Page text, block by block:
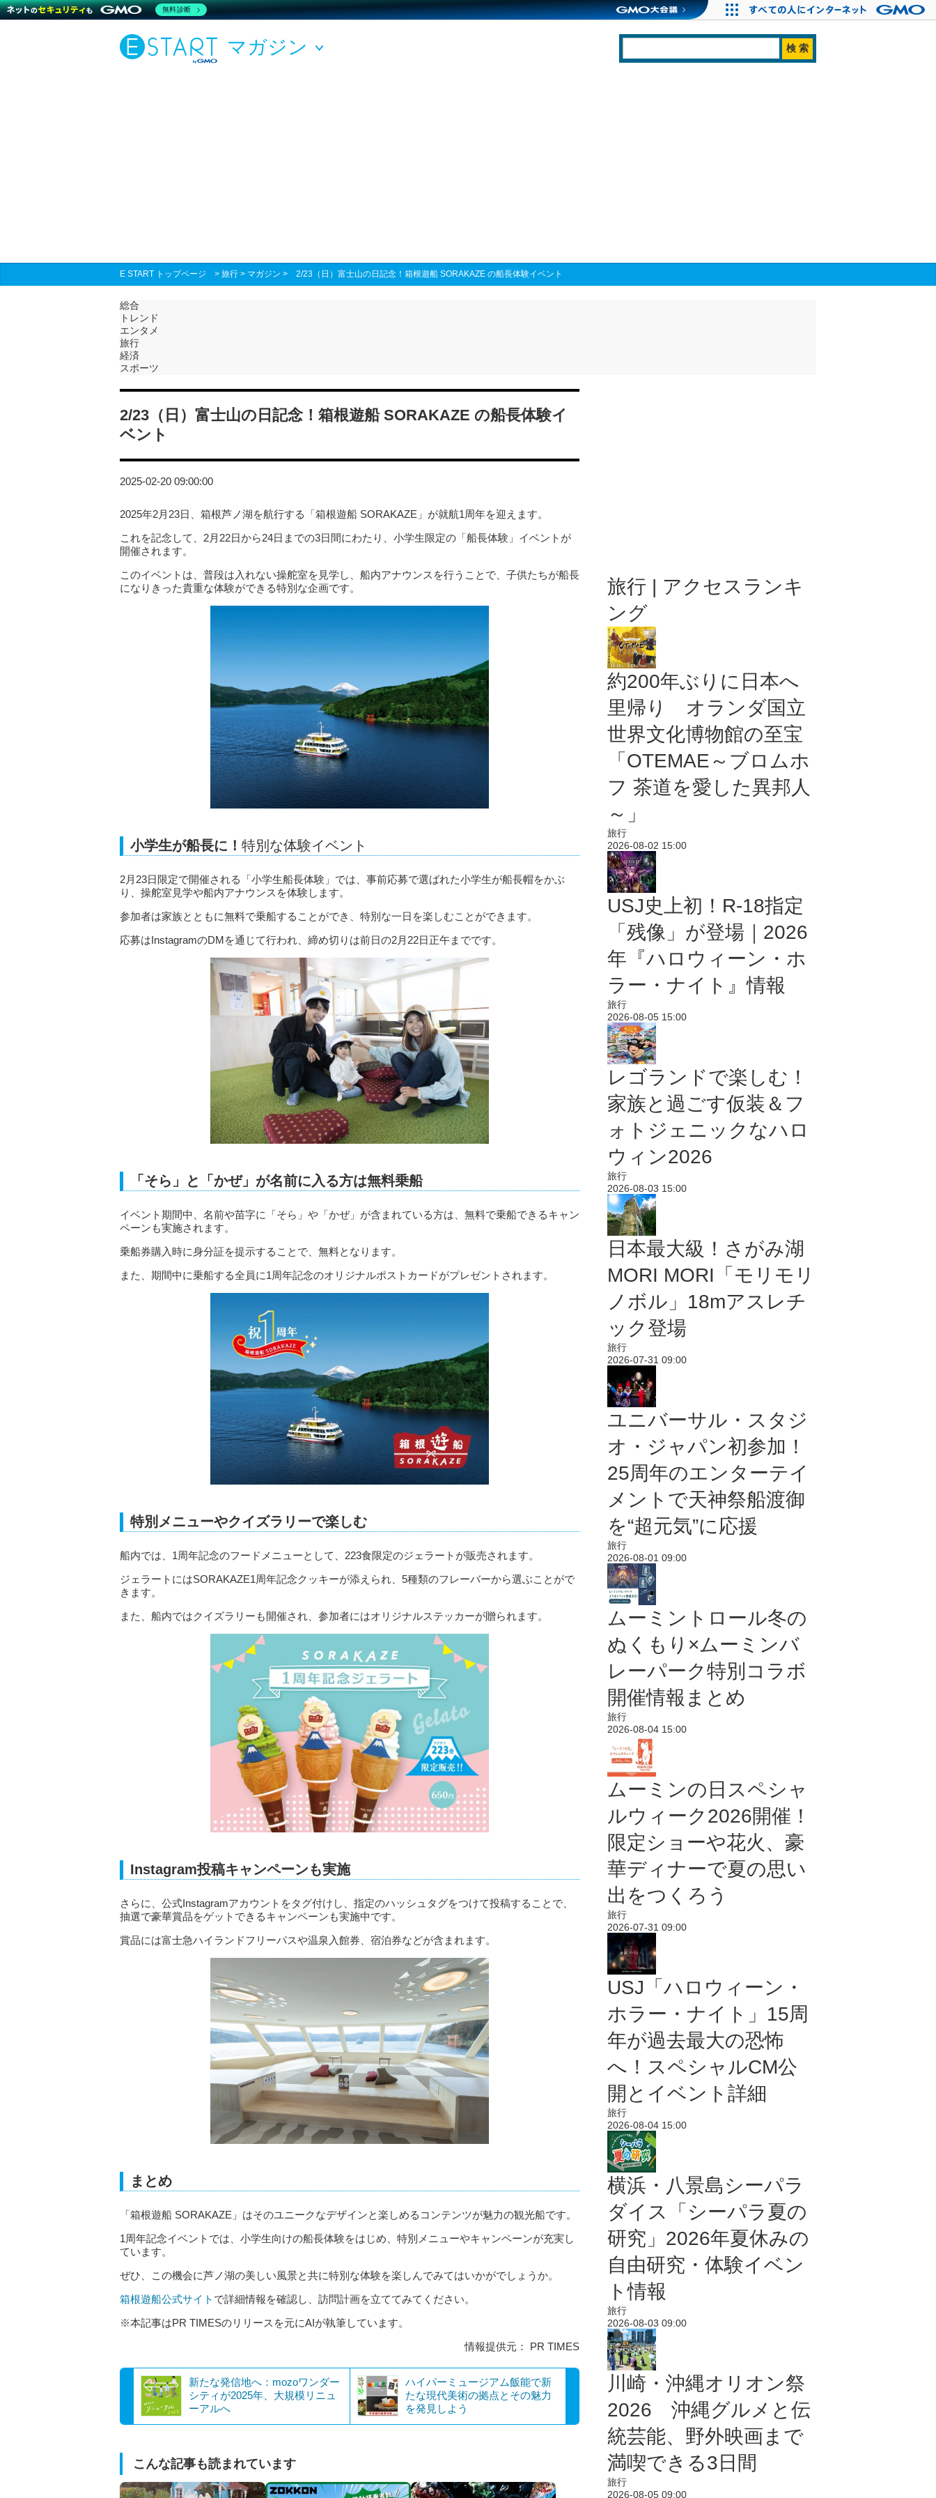
マガジン
E START トップページ > 旅行 > マガジン > 2/23（日）富士山の日記念！箱根遊船 SORAKAZE の船長体験イベント
総合
トレンド
エンタメ
旅行
経済
スポーツ
2/23（日）富士山の日記念！箱根遊船 SORAKAZE の船長体験イ
ベント
2025-02-20 09:00:00
2025年2月23日、箱根芦ノ湖を航行する「箱根遊船 SORAKAZE」が就航1周年を迎えます。
これを記念して、2月22日から24日までの3日間にわたり、小学生限定の「船長体験」イベントが
開催されます。
このイベントは、普段は入れない操舵室を見学し、船内アナウンスを行うことで、子供たちが船長
になりきった貴重な体験ができる特別な企画です。
小学生が船長に！ 特別な体験イベント
2月23日限定で開催される「小学生船長体験」では、事前応募で選ばれた小学生が船長帽をかぶ
り、操舵室見学や船内アナウンスを体験します。
参加者は家族とともに無料で乗船することができ、特別な一日を楽しむことができます。
応募はInstagramのDMを通じて行われ、締め切りは前日の2月22日正午までです。
「そら」と「かぜ」が名前に入る方は無料乗船
イベント期間中、名前や苗字に「そら」や「かぜ」が含まれている方は、無料で乗船できるキャン
ペーンも実施されます。
乗船券購入時に身分証を提示することで、無料となります。
また、期間中に乗船する全員に1周年記念のオリジナルポストカードがプレゼントされます。
特別メニューやクイズラリーで楽しむ
船内では、1周年記念のフードメニューとして、223食限定のジェラートが販売されます。
ジェラートにはSORAKAZE1周年記念クッキーが添えられ、5種類のフレーバーから選ぶことがで
きます。
また、船内ではクイズラリーも開催され、参加者にはオリジナルステッカーが贈られます。
Instagram投稿キャンペーンも実施
さらに、公式Instagramアカウントをタグ付けし、指定のハッシュタグをつけて投稿することで、
抽選で豪華賞品をゲットできるキャンペーンも実施中です。
賞品には富士急ハイランドフリーパスや温泉入館券、宿泊券などが含まれます。
まとめ
「箱根遊船 SORAKAZE」はそのユニークなデザインと楽しめるコンテンツが魅力の観光船です。
1周年記念イベントでは、小学生向けの船長体験をはじめ、特別メニューやキャンペーンが充実し
ています。
ぜひ、この機会に芦ノ湖の美しい風景と共に特別な体験を楽しんでみてはいかがでしょうか。
箱根遊船公式サイト で詳細情報を確認し、訪問計画を立ててみてください。
※本記事はPR TIMESのリリースを元にAIが執筆しています。
情報提供元： PR TIMES
新たな発信地へ：mozoワンダー
シティが2025年、大規模リニュ
ーアルへ
ハイパーミュージアム飯能で新
たな現代美術の拠点とその魅力
を発見しよう
こんな記事も読まれています
旅行 | アクセスランキ
ング
約200年ぶりに日本へ
里帰り オランダ国立
世界文化博物館の至宝
「OTEMAE～ブロムホ
フ 茶道を愛した異邦人
～」
旅行
2026-08-02 15:00
USJ史上初！R-18指定
「残像」が登場｜2026
年『ハロウィーン・ホ
ラー・ナイト』情報
旅行
2026-08-05 15:00
レゴランドで楽しむ！
家族と過ごす仮装＆フ
ォトジェニックなハロ
ウィン2026
旅行
2026-08-03 15:00
日本最大級！さがみ湖
MORI MORI「モリモリ
ノボル」18mアスレチ
ック登場
旅行
2026-07-31 09:00
ユニバーサル・スタジ
オ・ジャパン初参加！
25周年のエンターテイ
メントで天神祭船渡御
を“超元気”に応援
旅行
2026-08-01 09:00
ムーミントロール冬の
ぬくもり×ムーミンバ
レーパーク特別コラボ
開催情報まとめ
旅行
2026-08-04 15:00
ムーミンの日スペシャ
ルウィーク2026開催！
限定ショーや花火、豪
華ディナーで夏の思い
出をつくろう
旅行
2026-07-31 09:00
USJ「ハロウィーン・
ホラー・ナイト」15周
年が過去最大の恐怖
へ！スペシャルCM公
開とイベント詳細
旅行
2026-08-04 15:00
横浜・八景島シーパラ
ダイス「シーパラ夏の
研究」2026年夏休みの
自由研究・体験イベン
ト情報
旅行
2026-08-03 09:00
川崎・沖縄オリオン祭
2026 沖縄グルメと伝
統芸能、野外映画まで
満喫できる3日間
旅行
2026-08-05 09:00
無料診断